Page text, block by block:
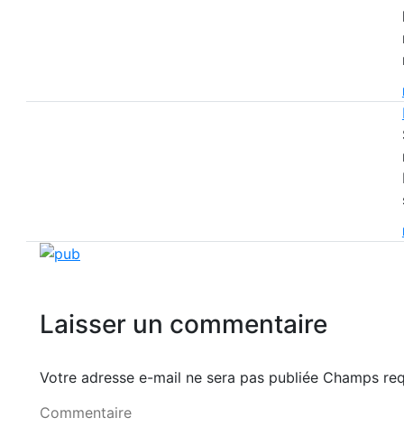
Laisser un commentaire
Votre adresse e-mail ne sera pas publiée Champs
Commentaire